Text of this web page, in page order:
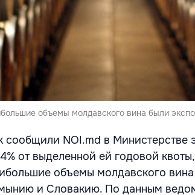
объемы молдавского вина были
сообщили NOI.md в Министерстве
от выделенной ей годовой
объемы молдавского
и Словакию. По данным